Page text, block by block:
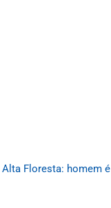
Alta Floresta: homem